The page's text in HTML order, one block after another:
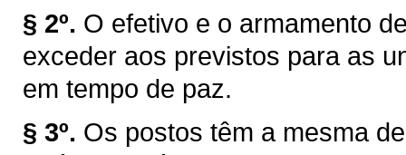
§ 2º. O efetivo e o armamento
exceder aos previstos para as
em tempo de paz.
§ 3º. Os postos têm a mesma